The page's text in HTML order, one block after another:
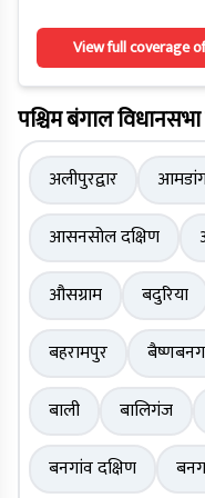
View full coverage
पश्चिम बंगाल विधानसभा
अलीपुरद्वार
आसनसोल दक्षिण
औसग्राम
बदुरिया
बहरामपुर
बाली
बालिगंज
बनगांव दक्षिण